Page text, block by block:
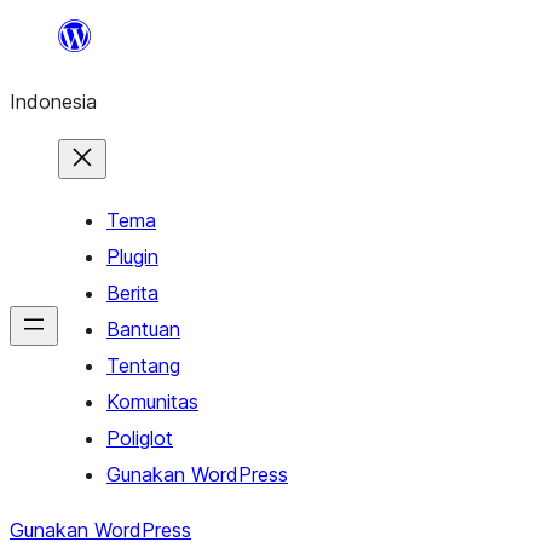
Lewati
konten
Indonesia
Tema
Plugin
Berita
Bantuan
Tentang
Komunitas
Poliglot
Gunakan WordPress
Gunakan WordPress